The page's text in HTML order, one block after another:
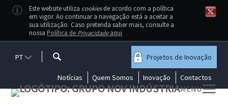
PT
Notícias Quem Somos Inovação Contactos
Projetos de Inovação
MENU
Este website utiliza cookiesde acordo com a política
em vigor. Ao continuar a navegação está a aceitar a
sua utilização. Caso pretenda saber mais, consulte a
nossa Política de Privacidadeaqui